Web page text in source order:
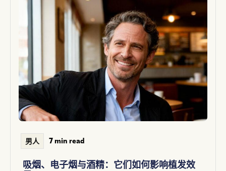
男人 7 min read
吸烟、电子烟与酒精：它们如何影响植发效